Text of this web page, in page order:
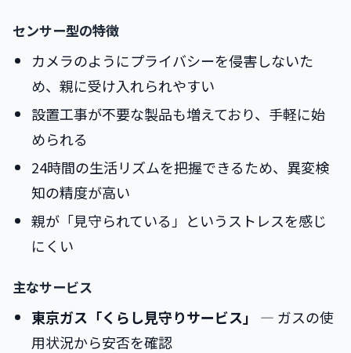
センサー型の特徴
カメラのようにプライバシーを侵害しないた
め、親に受け入れられやすい
設置工事が不要な製品も増えており、手軽に始
められる
24時間の生活リズムを把握できるため、異変検
知の精度が高い
親が「見守られている」というストレスを感じ
にくい
主なサービス
東京ガス「くらし見守りサービス」
― ガスの使
用状況から安否を確認